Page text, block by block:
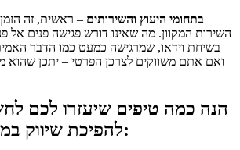
בתחומי היעוץ והשירותים – ראשית, זה
השירות המקוון. מה שאינו דורש פגישה פנים אל
בשיחת וידאו, שמרגישה כמעט כמו הדבר
ואם אתם משווקים לצרכן הפרטי – יתכן שהוא
הנה כמה טיפים שיעזרו לכם
להפיכת שיווק במשבר להזדמנות: